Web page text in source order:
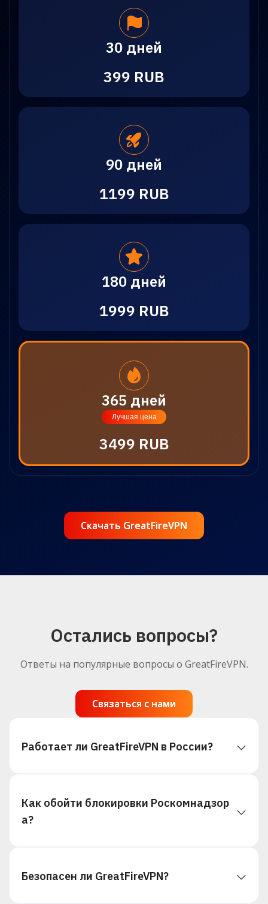
30 дней
399 RUB
90 дней
1199 RUB
180 дней
1999 RUB
365 дней
Лучшая цена
3499 RUB
Скачать GreatFireVPN
Скачать GreatFireVPN
Остались вопросы?
Ответы на популярные вопросы о GreatFireVPN.
Связаться с нами
Связаться с нами
Работает ли GreatFireVPN в России?
обхода блокировок в странах с жёсткой
интернет-цензурой, включая Россию. Мы
блокировках Роскомнадзора.
Как обойти блокировки Роскомнадзор
а?
или Windows. Приложение автоматически
Безопасен ли GreatFireVPN?